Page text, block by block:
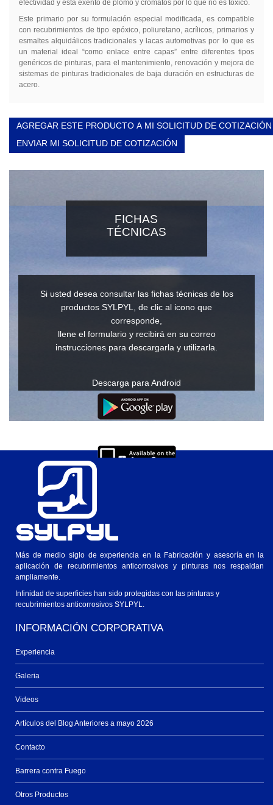
efectividad y está exento de plomo y cromatos por lo que no es tóxico.
Este primario por su formulación especial modificada, es compatible
con recubrimientos de tipo epóxico, poliuretano, acrílicos, primarios y
esmaltes alquidálicos tradicionales y lacas automotivas por lo que es
un material ideal “como enlace entre capas” entre diferentes tipos
genéricos de pinturas, para el mantenimiento, renovación y mejora de
sistemas de pinturas tradicionales de baja duración en estructuras de
acero.
AGREGAR ESTE PRODUCTO A MI SOLICITUD DE COTIZACIÓN
ENVIAR MI SOLICITUD DE COTIZACIÓN
FICHAS
TÉCNICAS
Si usted desea consultar las fichas técnicas de los
productos SYLPYL, de clic al icono que
corresponde,
llene el formulario y recibirá en su correo
instrucciones para descargarla y utilizarla.
Descarga para Android
Más de medio siglo de experiencia en la Fabricación y asesoría en la
aplicación de recubrimientos anticorrosivos y pinturas nos respaldan
ampliamente.
Infinidad de superficies han sido protegidas con las pinturas y
recubrimientos anticorrosivos SYLPYL.
INFORMACIÓN CORPORATIVA
Experiencia
Galeria
Videos
Artículos del Blog Anteriores a mayo 2026
Contacto
Barrera contra Fuego
Otros Productos